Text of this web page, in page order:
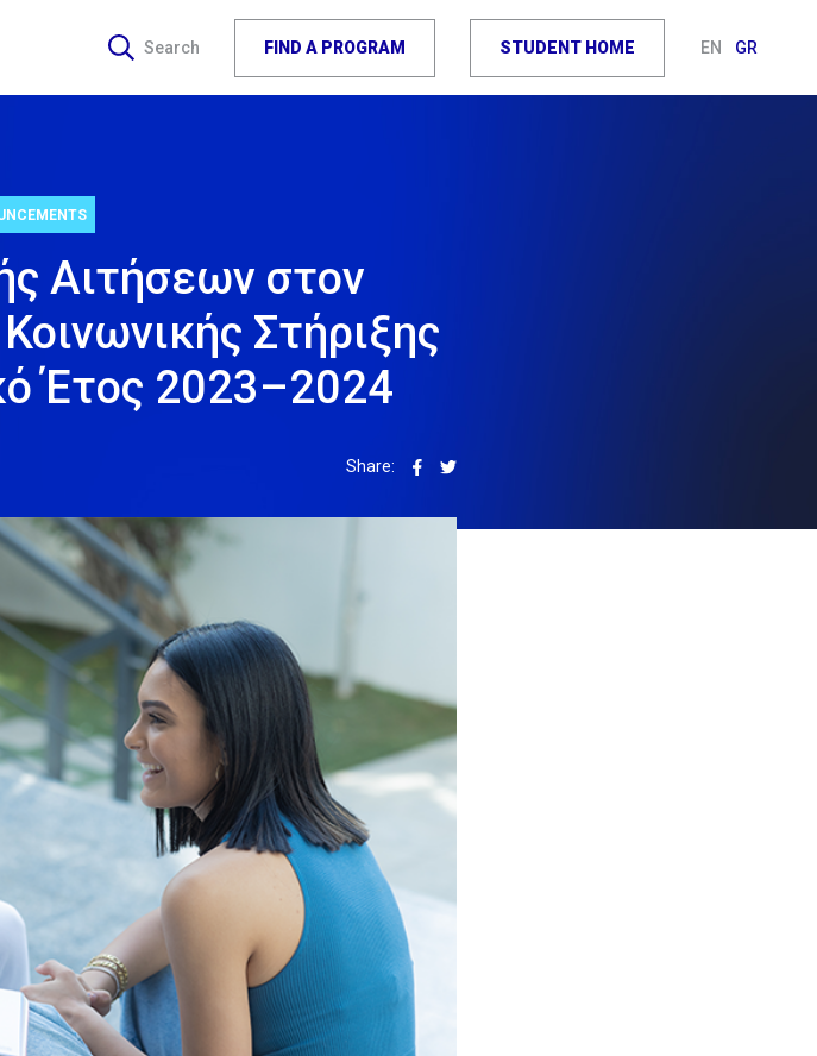
Search FIND A PROGRAM STUDENT HOME EN GR
Αιτήσεων στον
Στήριξης
Έτος 2023–2024
Share: